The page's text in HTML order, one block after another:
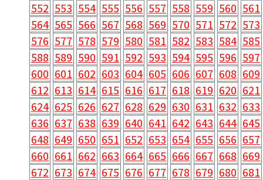
552 553 554 555 556 557 558 559 560 561
564 565 566 567 568 569 570 571 572 573
576 577 578 579 580 581 582 583 584 585
588 589 590 591 592 593 594 595 596 597
600 601 602 603 604 605 606 607 608 609
612 613 614 615 616 617 618 619 620 621
624 625 626 627 628 629 630 631 632 633
636 637 638 639 640 641 642 643 644 645
648 649 650 651 652 653 654 655 656 657
660 661 662 663 664 665 666 667 668 669
672 673 674 675 676 677 678 679 680 681